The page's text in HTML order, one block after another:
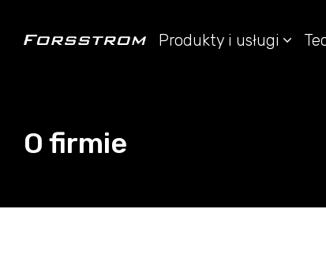
Produkty i usługi
O firmie